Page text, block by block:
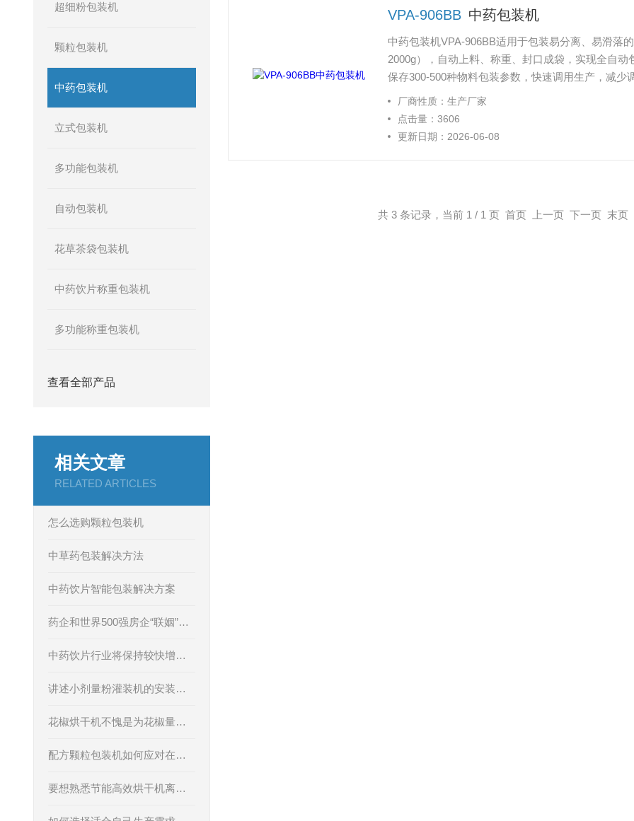
超细粉包装机
颗粒包装机
中药包装机
立式包装机
多功能包装机
自动包装机
花草茶袋包装机
中药饮片称重包装机
多功能称重包装机
查看全部产品
相关文章
RELATED ARTICLES
怎么选购颗粒包装机
中草药包装解决方法
中药饮片智能包装解决方案
药企和世界500强房企“联姻”，携手做中药
中药饮片行业将保持较快增长 小包装设备迎机遇
讲述小剂量粉灌装机的安装方法与使用注意事项
花椒烘干机不愧是为花椒量身定做的！
配方颗粒包装机如何应对在生产过程中的撒料问题
要想熟悉节能高效烘干机离不开安装调试！
VPA-906BB 中药包装机
中药包装机VPA-906BB适用于包装易分离、易滑落
2000g），自动上料、称重、封口成袋，实现全自
保存300-500种物料包装参数，快速调用生产，减少
厂商性质：生产厂家
点击量：3606
更新日期：2026-06-08
共 3 条记录，当前 1 / 1 页 首页 上一页 下一页 末页